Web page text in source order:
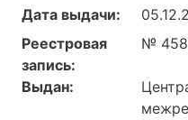
Дата выдачи:
Реестровая
запись:
№
Выдан: